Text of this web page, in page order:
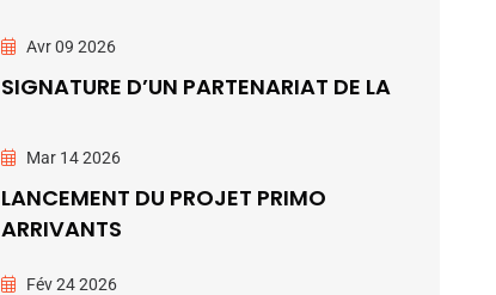
Avr 09 2026
SIGNATURE D’UN PARTENARIAT DE LA
Mar 14 2026
LANCEMENT DU PROJET PRIMO
ARRIVANTS
Fév 24 2026